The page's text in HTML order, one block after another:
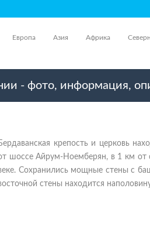
Европа Азия Африка
- фото, информация,
крепость и церковь
шоссе Айрум-Ноемберян, в 1 км от
Сохранились мощные стены с
стены находится